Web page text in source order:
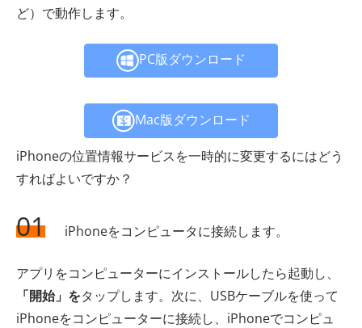
ど）で動作します。
PC版ダウンロード
Mac版ダウンロード
iPhoneの位置情報サービスを一時的に変更するにはどう
すればよいですか？
01 iPhoneをコンピュータに接続します。
アプリをコンピューターにインストールしたら起動し、
「開始」をタップします。次に、USBケーブルを使って
iPhoneをコンピューターに接続し、iPhoneでコンピュ